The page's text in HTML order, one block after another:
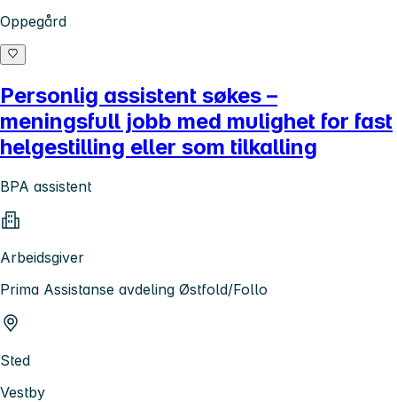
Oppegård
Personlig assistent søkes –
meningsfull jobb med mulighet for fast
helgestilling eller som tilkalling
BPA assistent
Arbeidsgiver
Prima Assistanse avdeling Østfold/Follo
Sted
Vestby